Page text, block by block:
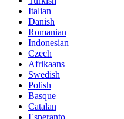
Italian
Danish
Romanian
Indonesian
Czech
Afrikaans
Swedish
Polish
Basque
Catalan
Esperanto